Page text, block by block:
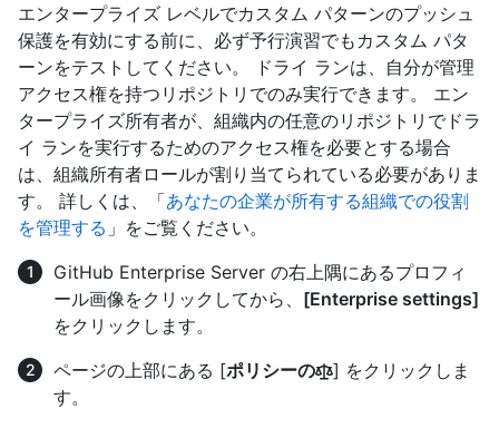
エンタープライズ レベルでカスタム パターンのプッシュ
保護を有効にする前に、必ず予行演習でもカスタム パタ
ーンをテストしてください。 ドライ ランは、自分が管理
アクセス権を持つリポジトリでのみ実行できます。 エン
タープライズ所有者が、組織内の任意のリポジトリでドラ
イ ランを実行するためのアクセス権を必要とする場合
は、組織所有者ロールが割り当てられている必要がありま
す。 詳しくは、「あなたの企業が所有する組織での役割
を管理する 」をご覧ください。
GitHub Enterprise Server の右上隅にあるプロフィ
ール画像をクリックしてから、 [Enterprise settings]
をクリックします。
ページの上部にある [ポリシーの
] をクリックしま
す。